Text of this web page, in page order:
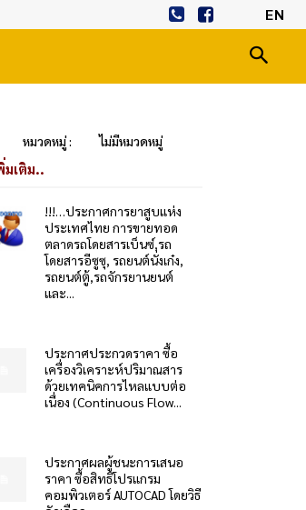
EN
หมวดหมู่ : ไม่มีหมวดหมู่
มเติม..
!!!…ประกาศการยาสูบแห่ง
ประเทศไทย การขายทอด
ตลาดรถโดยสารเบ็นซ์,รถ
โดยสารอีซูซุ, รถยนต์นั่งเก๋ง,
รถยนต์ตู้,รถจักรยานยนต์
และ...
ประกาศประกวดราคา ซื้อ
เครื่องวิเคราะห์ปริมาณสาร
ด้วยเทคนิคการไหลแบบต่อ
เนื่อง (Continuous Flow...
ประกาศผลผู้ชนะการเสนอ
ราคา ซื้อสิทธิโปรแกรม
คอมพิวเตอร์ AUTOCAD โดยวิธี